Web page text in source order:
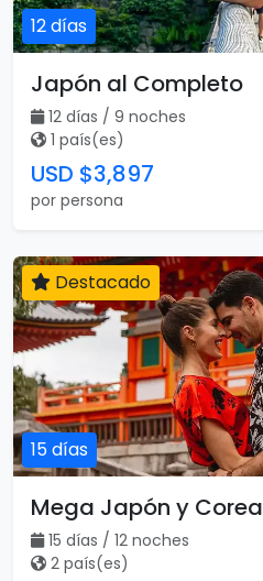
12 días
Japón al Completo
12 días / 9 noches
1 país(es)
USD $3,897
por persona
15 días
Destacado
Mega Japón y Corea
15 días / 12 noches
2 país(es)